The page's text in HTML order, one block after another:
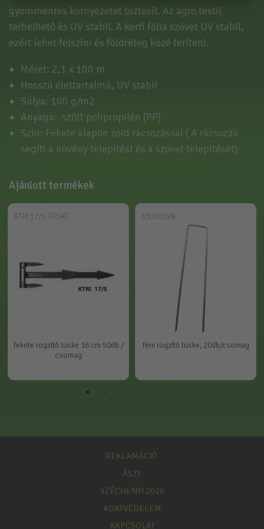
gyommentes környezetet biztosít. Az agro textil
terhelhető és UV stabil. A kerti fólia szövet UV stabil,
ezért lehet felszíni és földréteg közé teríteni.
Méret: 2,1 x 100 m
Hosszú élettartalmú, UV stabil
Súlya: 100 g/m2
Anyaga: szőtt polipropilén (PP)
Szín: Fekete alapon zöld rácsozással ( A rácsozás
segíti a növény telepítést és a szövet telepítését)
Ajánlott termékek
KTRI 17/5 TÜSKE
fekete rögzítő tüske 16 cm 50db /
csomag
6300101N
fém rögzítő tüske, 20db/csomag
REKLAMÁCIÓ
ÁSZF
SZÉCHENYI 2020
ADATVÉDELEM
KAPCSOLAT